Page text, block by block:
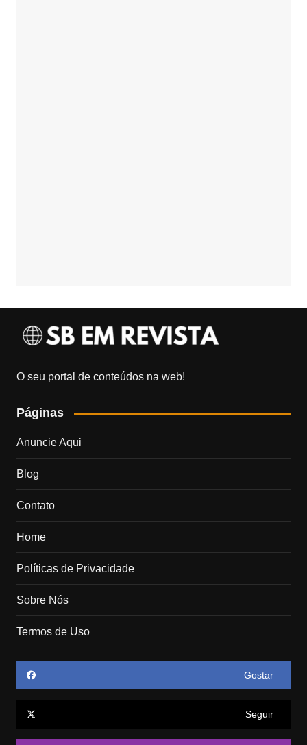
O seu portal de conteúdos na web!
Páginas
Anuncie Aqui
Blog
Contato
Home
Políticas de Privacidade
Sobre Nós
Termos de Uso
Gostar
Seguir